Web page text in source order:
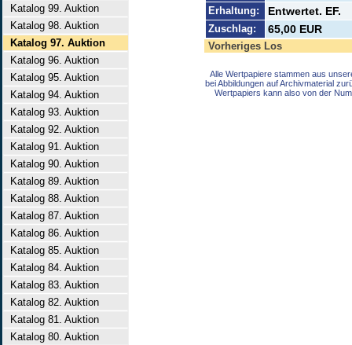
Katalog 99. Auktion
Katalog 98. Auktion
Katalog 97. Auktion
Katalog 96. Auktion
Katalog 95. Auktion
Katalog 94. Auktion
Katalog 93. Auktion
Katalog 92. Auktion
Katalog 91. Auktion
Katalog 90. Auktion
Katalog 89. Auktion
Katalog 88. Auktion
Katalog 87. Auktion
Katalog 86. Auktion
Katalog 85. Auktion
Katalog 84. Auktion
Katalog 83. Auktion
Katalog 82. Auktion
Katalog 81. Auktion
Katalog 80. Auktion
Erhaltung: Entwertet. EF.
Zuschlag: 65,00 EUR
Vorheriges Los
Alle Wertpapiere stammen aus
bei Abbildungen auf Archivmaterial
Wertpapiers kann also von der